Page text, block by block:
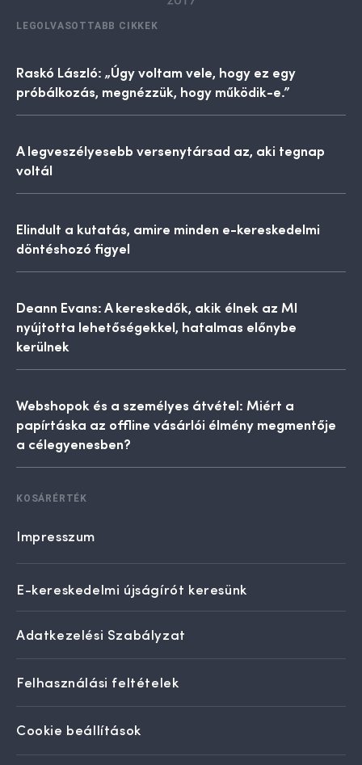
LEGOLVASOTTABB CIKKEK
Raskó László: „Úgy voltam vele, hogy ez egy
próbálkozás, megnézzük, hogy működik-e.”
A legveszélyesebb versenytársad az, aki tegnap
voltál
Elindult a kutatás, amire minden e-kereskedelmi
döntéshozó figyel
Deann Evans: A kereskedők, akik élnek az MI
nyújtotta lehetőségekkel, hatalmas előnybe
kerülnek
Webshopok és a személyes átvétel: Miért a
papírtáska az offline vásárlói élmény megmentője
a célegyenesben?
KOSÁRÉRTÉK
Impresszum
E-kereskedelmi újságírót keresünk
Adatkezelési Szabályzat
Felhasználási feltételek
Cookie beállítások